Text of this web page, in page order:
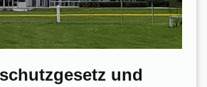
und